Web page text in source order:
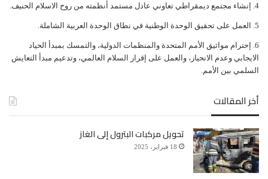
ﺇﻧﺸﺎﺀ ﻣﺠﺘﻤﻊ ﺩﻳﻤﻘﺮﺍﻃﻲ ﺗﻌﺎﻭﻧﻲ ﻋﺎﺩﻝ ﻣﺴﺘﻤﺪ ﺃﻧﻈﻤﺘﻪ ﻣﻦ ﺭﻭﺡ ﺍﻻﺳﻼﻡ ﺍﻟﺤﻨﻴﻒ.
ﺍﻟﻌﻤﻞ ﻋﻠﻰ ﺗﺤﻘﻴﻖ ﺍﻟﻮﺣﺪﺓ ﺍﻟﻮﻃﻨﻴﺔ ﻓﻲ ﻧﻄﺎﻕ ﺍﻟﻮﺣﺪﺓ ﺍﻟﻌﺮﺑﻴﺔ ﺍﻟﺸﺎﻣﻠﺔ.
ﺇﺣﺘﺮﺍﻡ ﻣﻮﺍﺛﻴﻖ الأﻣﻢ ﺍﻟﻤﺘﺤﺪﺓ ﻭﺍﻟﻤﻨﻈﻤﺎﺕ ﺍﻟﺪﻭﻟﻴﺔ، ﻭﺍﻟﺘﻤﺴﻚ ﺑﻤﺒﺪﺃ ﺍﻟﺤﻴﺎﺩ
ﺍﻻﻳﺠﺎﺑﻲ ﻭﻋﺪﻡ ﺍﻻﻧﺤﻴﺎﺯ، ﻭﺍﻟﻌﻤﻞ ﻋﻠﻰ ﺇﻗﺮﺍﺭ ﺍﻟﺴﻼﻡ ﺍﻟﻌﺎﻟﻤﻲ، ﻭﺗﺪﻋﻴﻢ ﻣﺒﺪﺃ ﺍﻟﺘﻌﺎﻳﺶ
ﺍﻟﺴﻠﻤﻲ ﺑﻴﻦ ﺍﻷﻣﻢ.
أخر المقالات
تحويل مركبات البترول إلى الغاز
18 فبراير، 2025